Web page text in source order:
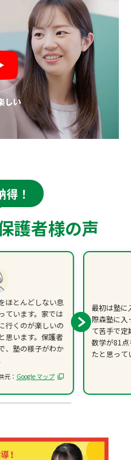
得！
護者様の声
ほとんどしない息
ています。家では
行くのが楽しいの
思います。保護者
、塾の様子がわか
元： Google マップ
最初は塾に
際森塾に入
て苦手で定
数学が81
たと思って